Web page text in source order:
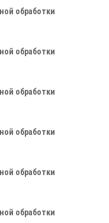
обработки
обработки
обработки
обработки
обработки
обработки